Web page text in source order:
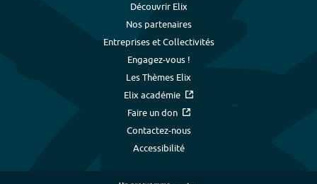
Découvrir Elix
Nos partenaires
Entreprises et Collectivités
Engagez-vous !
Les Thèmes Elix
Elix académie
Faire un don
Contactez-nous
Accessibilité